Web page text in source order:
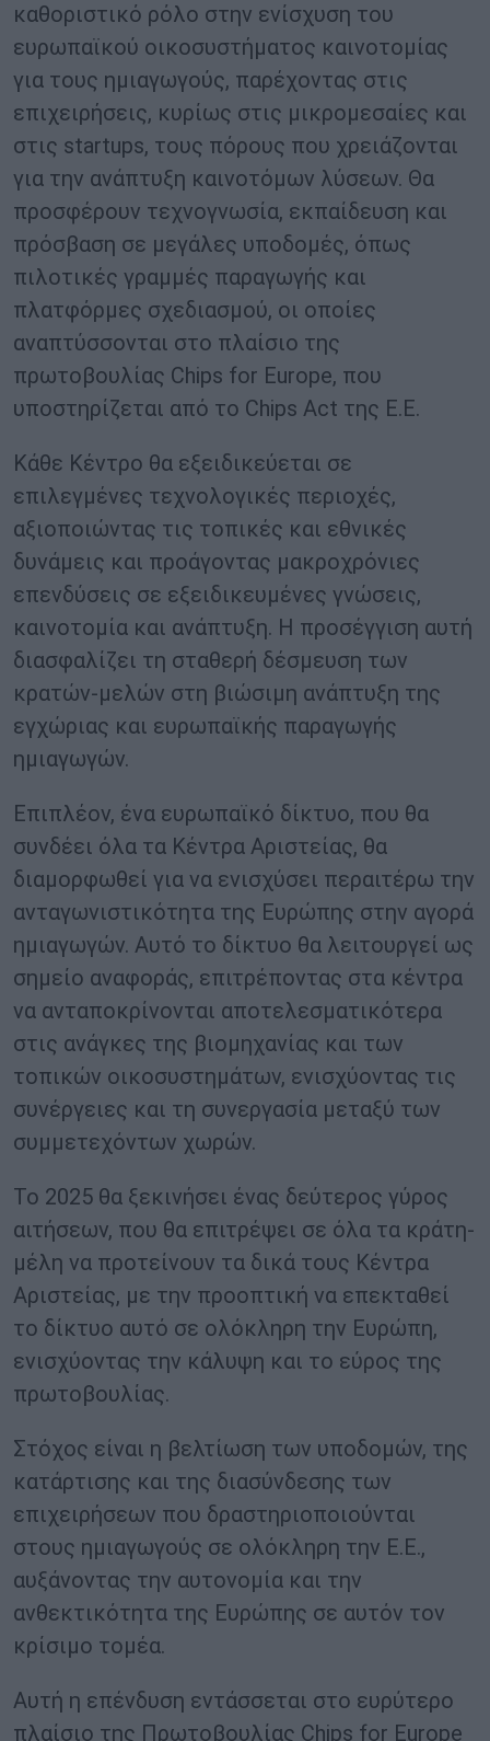
καθοριστικό ρόλο στην ενίσχυση του
ευρωπαϊκού οικοσυστήματος καινοτομίας
για τους ημιαγωγούς, παρέχοντας στις
επιχειρήσεις, κυρίως στις μικρομεσαίες και
στις startups, τους πόρους που χρειάζονται
για την ανάπτυξη καινοτόμων λύσεων. Θα
προσφέρουν τεχνογνωσία, εκπαίδευση και
πρόσβαση σε μεγάλες υποδομές, όπως
πιλοτικές γραμμές παραγωγής και
πλατφόρμες σχεδιασμού, οι οποίες
αναπτύσσονται στο πλαίσιο της
πρωτοβουλίας Chips for Europe, που
υποστηρίζεται από το Chips Act της Ε.Ε.
Κάθε Κέντρο θα εξειδικεύεται σε
επιλεγμένες τεχνολογικές περιοχές,
αξιοποιώντας τις τοπικές και εθνικές
δυνάμεις και προάγοντας μακροχρόνιες
επενδύσεις σε εξειδικευμένες γνώσεις,
καινοτομία και ανάπτυξη. Η προσέγγιση αυτή
διασφαλίζει τη σταθερή δέσμευση των
κρατών-μελών στη βιώσιμη ανάπτυξη της
εγχώριας και ευρωπαϊκής παραγωγής
ημιαγωγών.
Επιπλέον, ένα ευρωπαϊκό δίκτυο, που θα
συνδέει όλα τα Κέντρα Αριστείας, θα
διαμορφωθεί για να ενισχύσει περαιτέρω την
ανταγωνιστικότητα της Ευρώπης στην αγορά
ημιαγωγών. Αυτό το δίκτυο θα λειτουργεί ως
σημείο αναφοράς, επιτρέποντας στα κέντρα
να ανταποκρίνονται αποτελεσματικότερα
στις ανάγκες της βιομηχανίας και των
τοπικών οικοσυστημάτων, ενισχύοντας τις
συνέργειες και τη συνεργασία μεταξύ των
συμμετεχόντων χωρών.
Το 2025 θα ξεκινήσει ένας δεύτερος γύρος
αιτήσεων, που θα επιτρέψει σε όλα τα κράτη-
μέλη να προτείνουν τα δικά τους Κέντρα
Αριστείας, με την προοπτική να επεκταθεί
το δίκτυο αυτό σε ολόκληρη την Ευρώπη,
ενισχύοντας την κάλυψη και το εύρος της
πρωτοβουλίας.
Στόχος είναι η βελτίωση των υποδομών, της
κατάρτισης και της διασύνδεσης των
επιχειρήσεων που δραστηριοποιούνται
στους ημιαγωγούς σε ολόκληρη την Ε.Ε.,
αυξάνοντας την αυτονομία και την
ανθεκτικότητα της Ευρώπης σε αυτόν τον
κρίσιμο τομέα.
Αυτή η επένδυση εντάσσεται στο ευρύτερο
πλαίσιο της Πρωτοβουλίας Chips for Europe